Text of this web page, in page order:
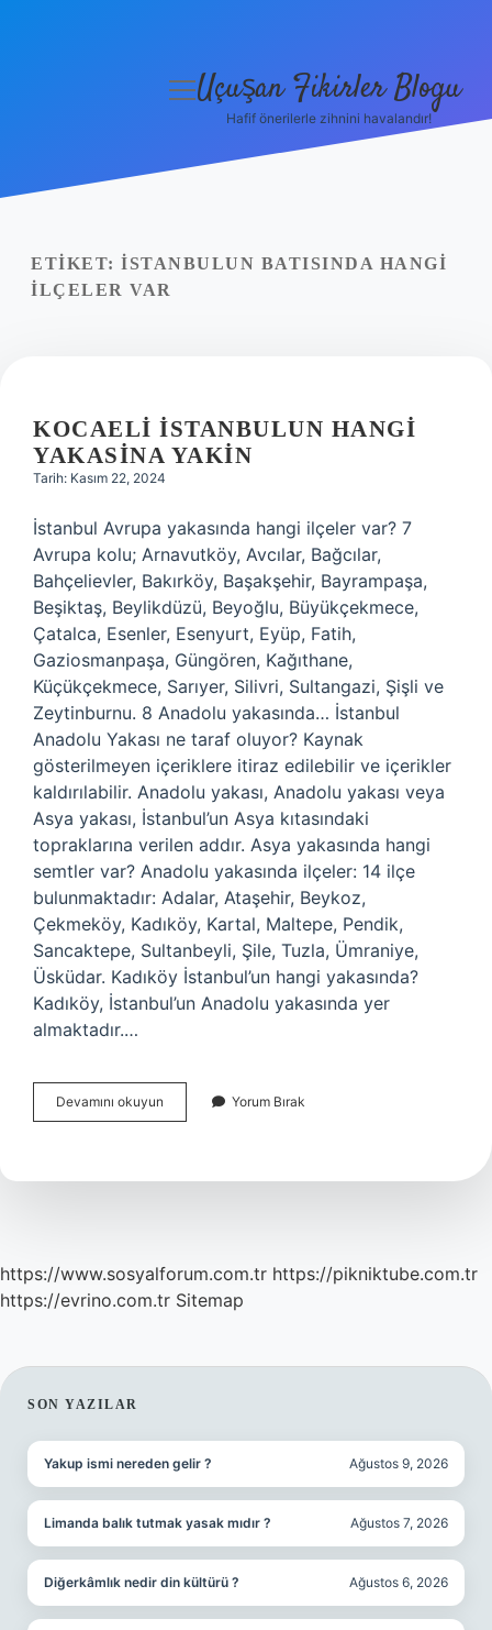
Yasal Uyarı
menüyü
Uçuşan Fikirler Blogu
Hafif önerilerle zihnini havalandır!
ETIKET: İSTANBULUN BATISINDA HANGI
ILÇELER VAR
KOCAELI İSTANBULUN HANGI
YAKASINA YAKIN
Tarih: Kasım 22, 2024
İstanbul Avrupa yakasında hangi ilçeler var? 7
Avrupa kolu; Arnavutköy, Avcılar, Bağcılar,
Bahçelievler, Bakırköy, Başakşehir, Bayrampaşa,
Beşiktaş, Beylikdüzü, Beyoğlu, Büyükçekmece,
Çatalca, Esenler, Esenyurt, Eyüp, Fatih,
Gaziosmanpaşa, Güngören, Kağıthane,
Küçükçekmece, Sarıyer, Silivri, Sultangazi, Şişli ve
Zeytinburnu. 8 Anadolu yakasında… İstanbul
Anadolu Yakası ne taraf oluyor? Kaynak
gösterilmeyen içeriklere itiraz edilebilir ve içerikler
kaldırılabilir. Anadolu yakası, Anadolu yakası veya
Asya yakası, İstanbul’un Asya kıtasındaki
topraklarına verilen addır. Asya yakasında hangi
semtler var? Anadolu yakasında ilçeler: 14 ilçe
bulunmaktadır: Adalar, Ataşehir, Beykoz,
Çekmeköy, Kadıköy, Kartal, Maltepe, Pendik,
Sancaktepe, Sultanbeyli, Şile, Tuzla, Ümraniye,
Üsküdar. Kadıköy İstanbul’un hangi yakasında?
Kadıköy, İstanbul’un Anadolu yakasında yer
almaktadır.…
Devamını okuyun
İStanbulun
Yakin
Yorum Bırak
https://www.sosyalforum.com.tr https://pikniktube.com.tr
https://evrino.com.tr Sitemap
SIDEBAR
SON YAZILAR
Yakup ismi nereden gelir ? Ağustos 9, 2026
Limanda balık tutmak yasak mıdır ? Ağustos 7, 2026
Diğerkâmlık nedir din kültürü ? Ağustos 6, 2026